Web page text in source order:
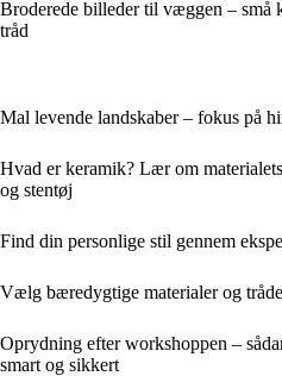
Broderede billeder til væggen – små
tråd
Mal levende landskaber – fokus på
Hvad er keramik? Lær om
og stentøj
Find din personlige stil gennem
Vælg bæredygtige materialer og
Oprydning efter workshoppen –
smart og sikkert